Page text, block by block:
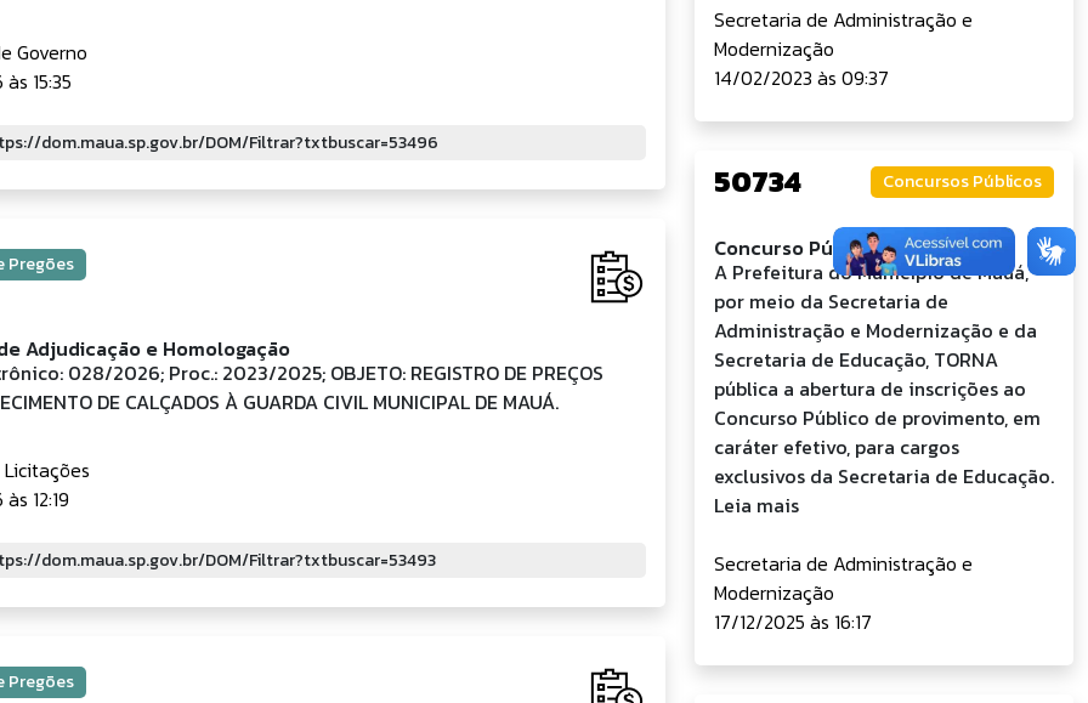
Governo
15:35
Pregões
Adjudicação e Homologação
028/2026; Proc.: 2023/2025; OBJETO: REGISTRO DE PREÇOS
DE CALÇADOS À GUARDA CIVIL MUNICIPAL DE MAUÁ.
12:19
Pregões
Secretaria de Administração e
Modernização
14/02/2023 às 09:37
50734 Concursos Públicos
Concurso Público nº 02/2025
A Prefeitura do Município de Mauá,
por meio da Secretaria de
Administração e Modernização e da
Secretaria de Educação, TORNA
pública a abertura de inscrições ao
Concurso Público de provimento, em
caráter efetivo, para cargos
exclusivos da Secretaria de Educação.
Leia mais
Secretaria de Administração e
Modernização
17/12/2025 às 16:17